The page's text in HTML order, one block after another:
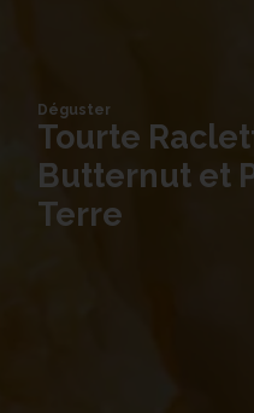
Déguster
Tourte
Butternut et
Terre